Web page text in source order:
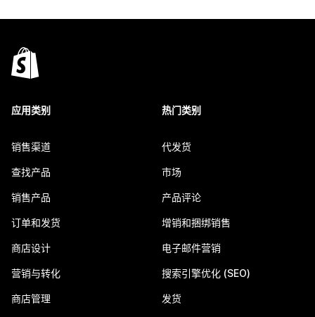
应用类别
销售渠道
查找产品
销售产品
订单和发货
商店设计
营销与转化
商店管理
热门类别
代发货
市场
产品评论
增销和捆绑销售
电子邮件营销
搜索引擎优化 (SEO)
发货